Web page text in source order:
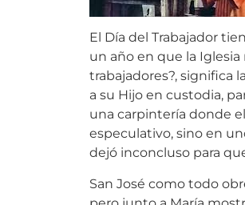
El Día del Trabajador
un año en que la Iglesia
trabajadores?, significa
a su Hijo en custodia,
una carpintería donde
especulativo, sino en
dejó inconcluso para
San José como todo
pero junto a María